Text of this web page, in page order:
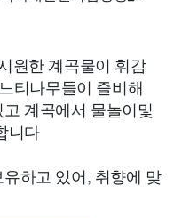
원한 계곡물이 휘감
티나무들이 즐비해
계곡에서 물놀이및
니다
하고 있어, 취향에 맞